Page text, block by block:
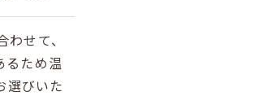
せて、
ため温
選びいた